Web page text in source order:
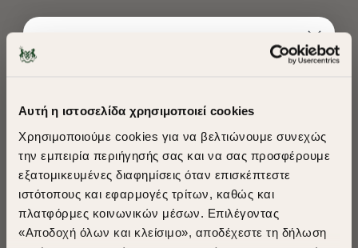
Αυτή η ιστοσελίδα χρησιμοποιεί cookies
Χρησιμοποιούμε cookies για να βελτιώνουμε συνεχώς
την εμπειρία περιήγησής σας και να σας προσφέρουμε
εξατομικευμένες διαφημίσεις όταν επισκέπτεστε
ιστότοπους και εφαρμογές τρίτων, καθώς και
πλατφόρμες κοινωνικών μέσων. Επιλέγοντας
«Αποδοχή όλων και κλείσιμο», αποδέχεστε τη δήλωση
ΠΡΟΤΕΙΝΟΥΜΕ ΓΙΑ ΕΣΑΣ
​
A Season of Style